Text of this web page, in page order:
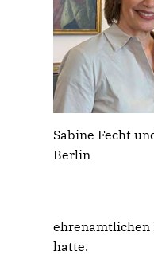
Sabine Fecht
Berlin
ehrenamtlichen
hatte.